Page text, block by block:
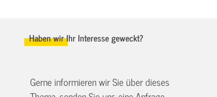
Haben wir Ihr Interesse geweckt?
Gerne informieren wir Sie über dieses